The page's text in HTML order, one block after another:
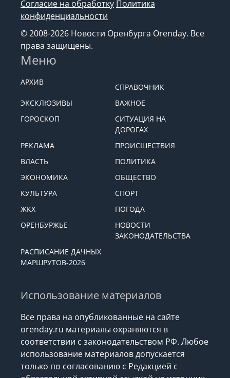
Согласие на обработку Политика
конфиденциальности
© 2008-2026 Новости Оренбурга Orenday. Все
права защищены.
Меню
АРХИВ
СПРАВОЧНИК
ЭКСКЛЮЗИВЫ
ВАЖНОЕ
ГОРОСКОП
СИТУАЦИЯ НА
ДОРОГАХ
РЕКЛАМА
ПРОИСШЕСТВИЯ
ВЛАСТЬ
ПОЛИТИКА
ЭКОНОМИКА
ОБЩЕСТВО
КУЛЬТУРА
СПОРТ
ЖКХ
ПОГОДА
ОРЕНБУРЖЬЕ
НОВОСТИ
ЗАКОНОДАТЕЛЬСТВА
РАСПИСАНИЕ ДАЧНЫХ
МАРШРУТОВ-2026
Использование материалов
Все права на опубликованные на сайте
orenday.ru материалы охраняются в
соответствии с законодательством РФ. Любое
использование материалов допускается
только по согласованию с Редакцией с